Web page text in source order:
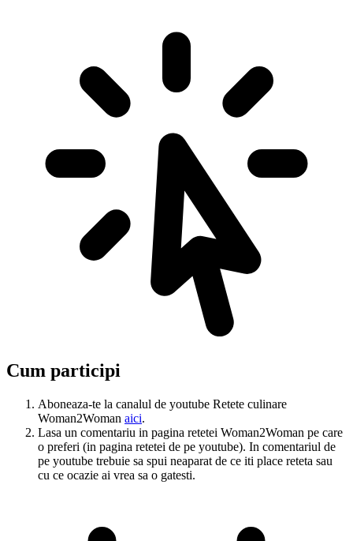
Cum participi
Aboneaza-te la canalul de youtube Retete culinare
Woman2Woman aici.
Lasa un comentariu in pagina retetei Woman2Woman pe care
o preferi (in pagina retetei de pe youtube). In comentariul de
pe youtube trebuie sa spui neaparat de ce iti place reteta sau
cu ce ocazie ai vrea sa o gatesti.